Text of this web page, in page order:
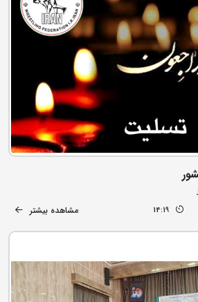
14:19 مشاهده بیشتر